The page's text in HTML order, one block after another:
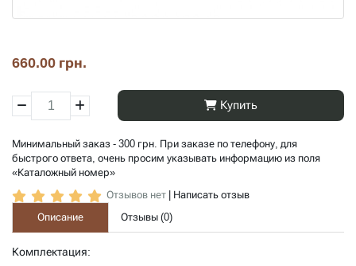
660.00 грн.
Купить
Минимальный заказ - 300 грн. При заказе по телефону, для
быстрого ответа, очень просим указывать информацию из поля
«Каталожный номер»
Отзывов нет
Написать отзыв
Описание
Отзывы (0)
Комплектация: